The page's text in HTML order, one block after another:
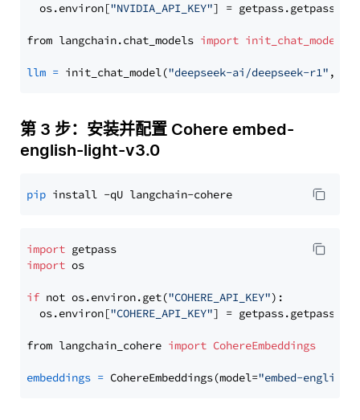
  os.environ[
"NVIDIA_API_KEY"] = getpass.getpass(
from langchain.chat_models import init_chat_model
llm = init_chat_model("deepseek-ai/deepseek-r1" ,
第 3 步：安装并配置 Cohere embed-
english-light-v3.0
pip
import
import os
if not os.environ.get("COHERE_API_KEY"):
  os.environ[
"COHERE_API_KEY"] = getpass.getpass(
from langchain_cohere import CohereEmbeddings
embeddings = CohereEmbeddings(model="embed-